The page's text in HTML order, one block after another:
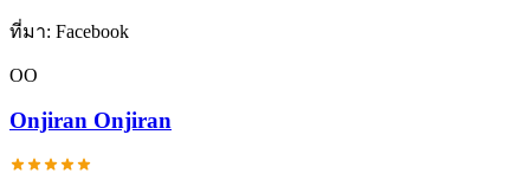
ที่มา: Facebook
OO
Onjiran Onjiran